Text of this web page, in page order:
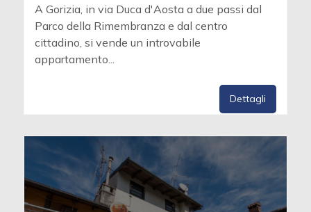
A Gorizia, in via Duca d'Aosta a due passi dal
Parco della Rimembranza e dal centro
cittadino, si vende un introvabile
appartamento...
Dettagli